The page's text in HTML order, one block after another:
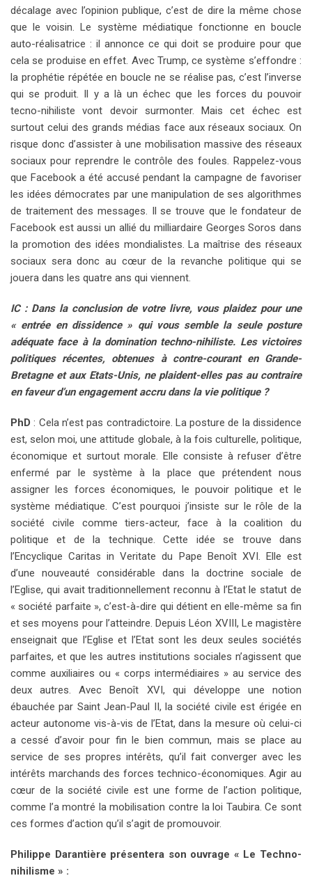
décalage avec l’opinion publique, c’est de dire la même chose
que le voisin. Le système médiatique fonctionne en boucle
auto-réalisatrice : il annonce ce qui doit se produire pour que
cela se produise en effet. Avec Trump, ce système s’effondre :
la prophétie répétée en boucle ne se réalise pas, c’est l’inverse
qui se produit. Il y a là un échec que les forces du pouvoir
tecno-nihiliste vont devoir surmonter. Mais cet échec est
surtout celui des grands médias face aux réseaux sociaux. On
risque donc d’assister à une mobilisation massive des réseaux
sociaux pour reprendre le contrôle des foules. Rappelez-vous
que Facebook a été accusé pendant la campagne de favoriser
les idées démocrates par une manipulation de ses algorithmes
de traitement des messages. Il se trouve que le fondateur de
Facebook est aussi un allié du milliardaire Georges Soros dans
la promotion des idées mondialistes. La maîtrise des réseaux
sociaux sera donc au cœur de la revanche politique qui se
jouera dans les quatre ans qui viennent.
IC : Dans la conclusion de votre livre, vous plaidez pour une
« entrée en dissidence » qui vous semble la seule posture
adéquate face à la domination techno-nihiliste. Les victoires
politiques récentes, obtenues à contre-courant en Grande-
Bretagne et aux Etats-Unis, ne plaident-elles pas au contraire
en faveur d’un engagement accru dans la vie politique ?
PhD: Cela n’est pas contradictoire. La posture de la dissidence
est, selon moi, une attitude globale, à la fois culturelle, politique,
économique et surtout morale. Elle consiste à refuser d’être
enfermé par le système à la place que prétendent nous
assigner les forces économiques, le pouvoir politique et le
système médiatique. C’est pourquoi j’insiste sur le rôle de la
société civile comme tiers-acteur, face à la coalition du
politique et de la technique. Cette idée se trouve dans
l’Encyclique Caritas in Veritate du Pape Benoît XVI. Elle est
d’une nouveauté considérable dans la doctrine sociale de
l’Eglise, qui avait traditionnellement reconnu à l’Etat le statut de
« société parfaite », c’est-à-dire qui détient en elle-même sa fin
et ses moyens pour l’atteindre. Depuis Léon XVIII, Le magistère
enseignait que l’Eglise et l’Etat sont les deux seules sociétés
parfaites, et que les autres institutions sociales n’agissent que
comme auxiliaires ou « corps intermédiaires » au service des
deux autres. Avec Benoît XVI, qui développe une notion
ébauchée par Saint Jean-Paul II, la société civile est érigée en
acteur autonome vis-à-vis de l’Etat, dans la mesure où celui-ci
a cessé d’avoir pour fin le bien commun, mais se place au
service de ses propres intérêts, qu’il fait converger avec les
intérêts marchands des forces technico-économiques. Agir au
cœur de la société civile est une forme de l’action politique,
comme l’a montré la mobilisation contre la loi Taubira. Ce sont
ces formes d’action qu’il s’agit de promouvoir.
Philippe Darantière présentera son ouvrage « Le Techno-
nihilisme » :